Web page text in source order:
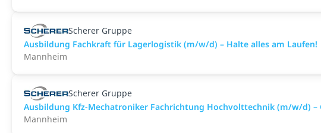
Scherer Gruppe
Ausbildung Fachkraft für Lagerlogistik (m/w/d) – Halte alles am Laufen!
Mannheim
Scherer Gruppe
Ausbildung Kfz-Mechatroniker Fachrichtung Hochvolttechnik (m/w/d)
Mannheim